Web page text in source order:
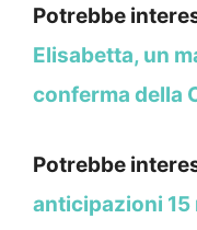
Potrebbe
Elisabetta, un
conferma della
Potrebbe
anticipazioni 15